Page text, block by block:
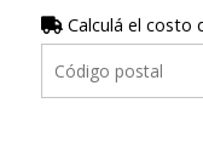
Calculá el costo